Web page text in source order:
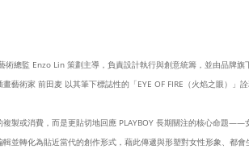
術總監 Enzo Lin 策劃主導，負責設計執行與創意統籌，並由品牌
藝術家 前田麦 以其筆下標誌性的「EYE OF FIRE（火焰之眼）
製或消費，而是更貼切地回應 PLAYBOY 長期關注的核心命題
並轉化為貼近當代的創作形式，藉此傳遞與形塑對女性形象、都會